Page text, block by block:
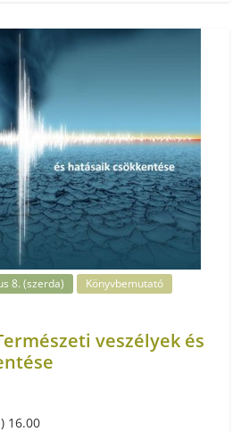
8. (szerda)
Könyvbemutató
veszélyek és
16.00